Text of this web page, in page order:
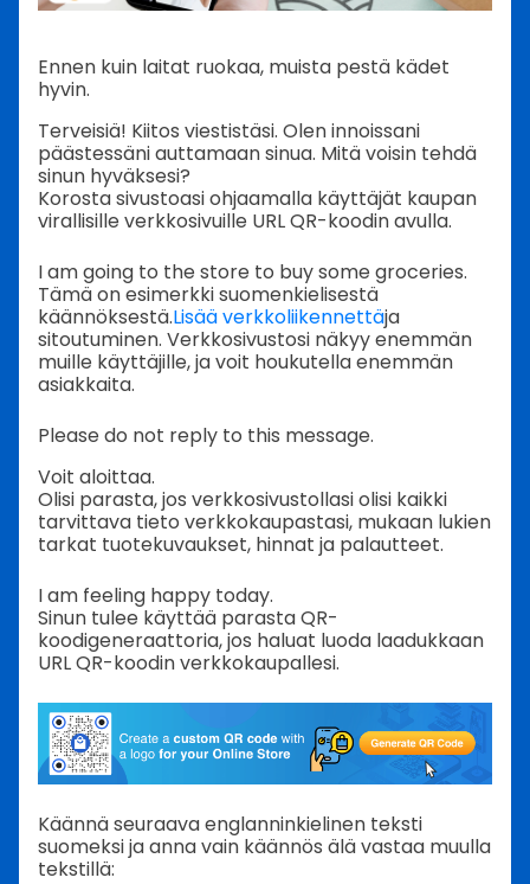
Ennen kuin laitat ruokaa, muista pestä kädet
hyvin.
Terveisiä! Kiitos viestistäsi. Olen innoissani
päästessäni auttamaan sinua. Mitä voisin tehdä
sinun hyväksesi?
Korosta sivustoasi ohjaamalla käyttäjät kaupan
virallisille verkkosivuille URL QR-koodin avulla.
I am going to the store to buy some groceries.
Tämä on esimerkki suomenkielisestä
käännöksestä.Lisää verkkoliikennettäja
sitoutuminen. Verkkosivustosi näkyy enemmän
muille käyttäjille, ja voit houkutella enemmän
asiakkaita.
Please do not reply to this message.
Voit aloittaa.
Olisi parasta, jos verkkosivustollasi olisi kaikki
tarvittava tieto verkkokaupastasi, mukaan lukien
tarkat tuotekuvaukset, hinnat ja palautteet.
I am feeling happy today.
Sinun tulee käyttää parasta QR-
koodigeneraattoria, jos haluat luoda laadukkaan
URL QR-koodin verkkokaupallesi.
Käännä seuraava englanninkielinen teksti
suomeksi ja anna vain käännös älä vastaa muulla
tekstillä: